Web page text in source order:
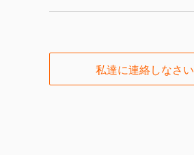
私達に連絡しなさい